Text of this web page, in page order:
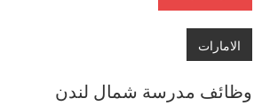
الامارات
وظائف مدرسة شمال لندن